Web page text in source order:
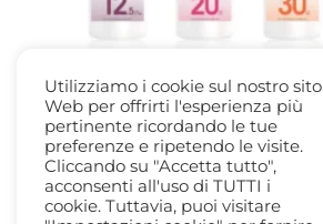
Oreal Ossigeno 1lt. 20 – 30 – 40 vol.
14,50€Il
12,00€Il
Utilizziamo i cookie sul nostro sito
Web per offrirti l'esperienza più
pertinente ricordando le tue
preferenze e ripetendo le visite.
Cliccando su "Accetta tutto",
acconsenti all'uso di TUTTI i
cookie. Tuttavia, puoi visitare